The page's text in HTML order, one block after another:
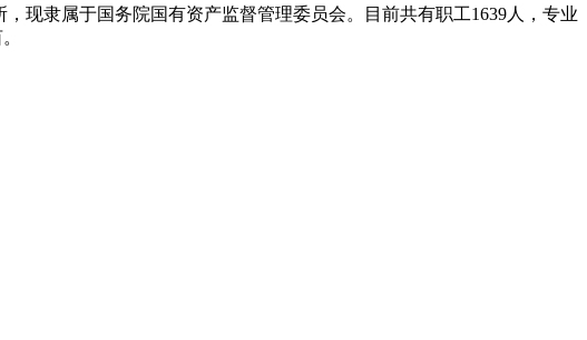
现隶属于国务院国有资产监督管理委员会。目前共有职工1639人，专业